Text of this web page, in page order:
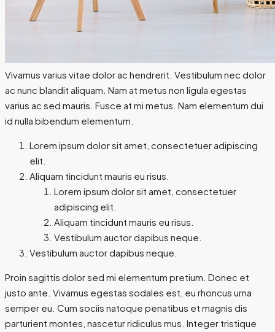
Vivamus varius vitae dolor ac hendrerit. Vestibulum nec dolor
ac nunc blandit aliquam. Nam at metus non ligula egestas
varius ac sed mauris. Fusce at mi metus. Nam elementum dui
id nulla bibendum elementum.
Lorem ipsum dolor sit amet, consectetuer adipiscing
elit.
Aliquam tincidunt mauris eu risus.
Lorem ipsum dolor sit amet, consectetuer
adipiscing elit.
Aliquam tincidunt mauris eu risus.
Vestibulum auctor dapibus neque.
Vestibulum auctor dapibus neque.
Proin sagittis dolor sed mi elementum pretium. Donec et
justo ante. Vivamus egestas sodales est, eu rhoncus urna
semper eu. Cum sociis natoque penatibus et magnis dis
parturient montes, nascetur ridiculus mus. Integer tristique